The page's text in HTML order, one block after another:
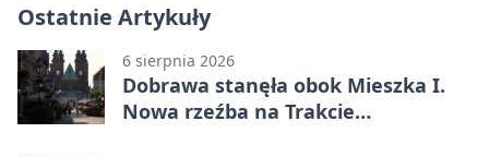
Ostatnie Artykuły
6 sierpnia 2026
Dobrawa stanęła obok Mieszka I.
Nowa rzeźba na Trakcie